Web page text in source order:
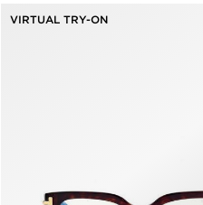
VIRTUAL TRY-ON